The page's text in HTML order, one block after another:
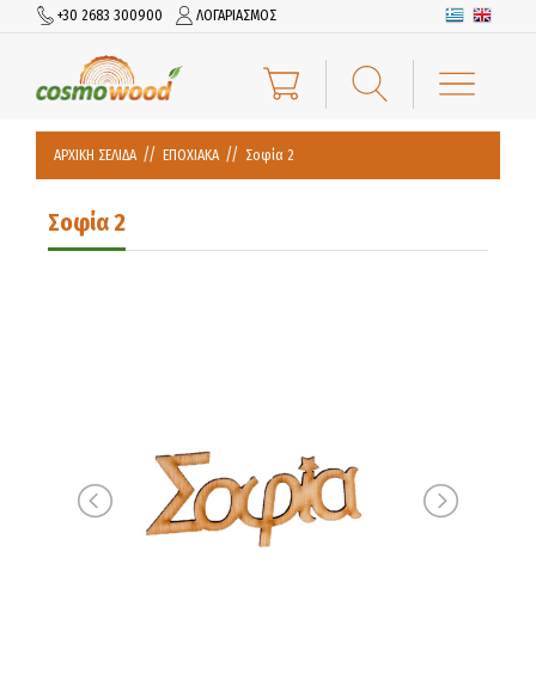
+30 2683 300900 ΛΟΓΑΡΙΑΣΜΟΣ
ΑΡΧΙΚΗ ΣΕΛΙΔΑ ΕΠΟΧΙΑΚΑ Σοφία 2
Σοφία 2